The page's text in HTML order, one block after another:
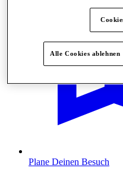
Plane Deinen Besuch
Alle Cookies ablehnen